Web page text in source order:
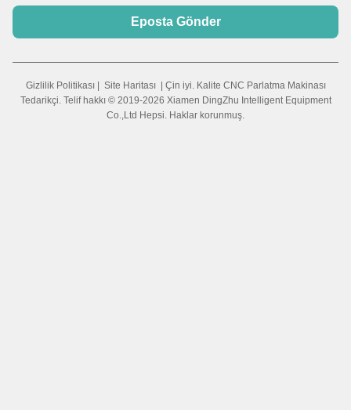
Eposta Gönder
Gizlilik Politikası| Site Haritası| Çin iyi. Kalite CNC Parlatma Makinası
Tedarikçi. Telif hakkı © 2019-2026 Xiamen DingZhu Intelligent Equipment
Co.,Ltd Hepsi. Haklar korunmuş.